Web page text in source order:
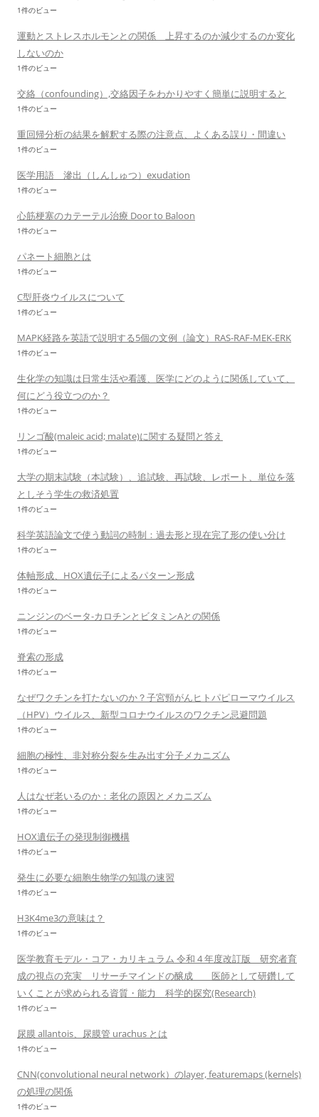
1件のビュー
運動とストレスホルモンとの関係 上昇するのか減少するのか変化
しないのか
1件のビュー
交絡（confounding）,交絡因子をわかりやすく簡単に説明すると
1件のビュー
重回帰分析の結果を解釈する際の注意点、よくある誤り・間違い
1件のビュー
医学用語 滲出（しんしゅつ）exudation
1件のビュー
心筋梗塞のカテーテル治療 Door to Baloon
1件のビュー
パネート細胞とは
1件のビュー
C型肝炎ウイルスについて
1件のビュー
MAPK経路を英語で説明する5個の文例（論文）RAS-RAF-MEK-ERK
1件のビュー
生化学の知識は日常生活や看護、医学にどのように関係していて、
何にどう役立つのか？
1件のビュー
リンゴ酸(maleic acid; malate)に関する疑問と答え
1件のビュー
大学の期末試験（本試験）、追試験、再試験、レポート、単位を落
としそう学生の救済処置
1件のビュー
科学英語論文で使う動詞の時制：過去形と現在完了形の使い分け
1件のビュー
体軸形成、HOX遺伝子によるパターン形成
1件のビュー
ニンジンのベータ-カロチンとビタミンAとの関係
1件のビュー
脊索の形成
1件のビュー
なぜワクチンを打たないのか？子宮頸がんヒトパピローマウイルス
（HPV）ウイルス、新型コロナウイルスのワクチン忌避問題
1件のビュー
細胞の極性、非対称分裂を生み出す分子メカニズム
1件のビュー
人はなぜ老いるのか：老化の原因とメカニズム
1件のビュー
HOX遺伝子の発現制御機構
1件のビュー
発生に必要な細胞生物学の知識の速習
1件のビュー
H3K4me3の意味は？
1件のビュー
医学教育モデル・コア・カリキュラム 令和 4 年度改訂版 研究者育
成の視点の充実 リサーチマインドの醸成 医師として研鑽して
いくことが求められる資質・能力 科学的探究(Research)
1件のビュー
尿膜 allantois、尿膜管 urachus とは
1件のビュー
CNN(convolutional neural network）のlayer, featuremaps (kernels)
の処理の関係
1件のビュー